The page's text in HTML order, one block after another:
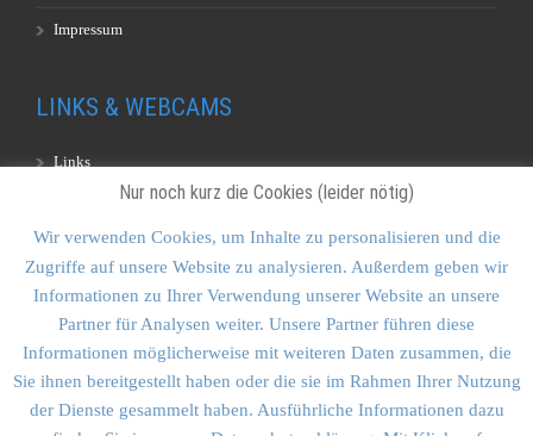
Impressum
LINKS & WEBCAMS
Links
KONTAKT & SITEMAP
Kontakt
Sitemap
Vulkankultour-BUFF®
Nur noch kurz die Cookies (leider nötig)
Wir verwenden Cookies, um Inhalte zu personalisieren und die
Zugriffe auf unsere Website zu analysieren. Außerdem geben wir
Informationen zu Ihrer Verwendung unserer Website an unsere
Partner für Analysen weiter. Unsere Partner führen diese
Informationen möglicherweise mit weiteren Daten zusammen, die
Sie ihnen bereitgestellt haben oder die sie im Rahmen Ihrer Nutzung
der Dienste gesammelt haben. Ausführliche Informationen dazu